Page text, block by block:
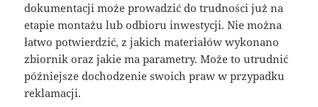
dokumentacji może prowadzić do trudności już na
etapie montażu lub odbioru inwestycji. Nie można
łatwo potwierdzić, z jakich materiałów wykonano
zbiornik oraz jakie ma parametry. Może to utrudnić
późniejsze dochodzenie swoich praw w przypadku
reklamacji.